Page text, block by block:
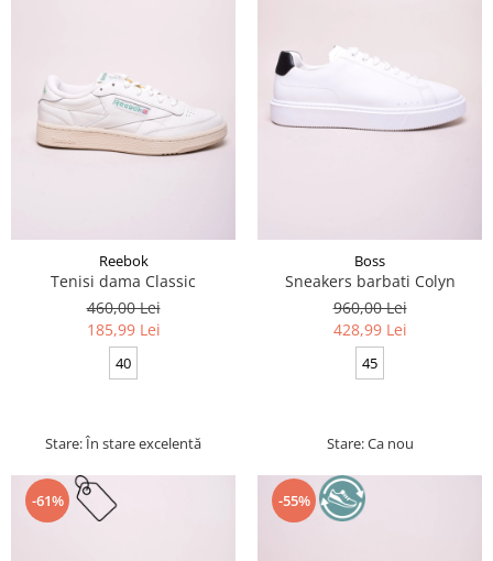
Reebok
Tenisi dama Classic
460,00 Lei
185,99 Lei
40
Stare: În stare excelentă
Boss
Sneakers barbati Colyn
960,00 Lei
428,99 Lei
45
Stare: Ca nou
-61% -55%